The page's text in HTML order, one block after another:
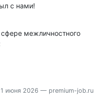
с нами!
межличностного
июня 2026 — premium-job.ru